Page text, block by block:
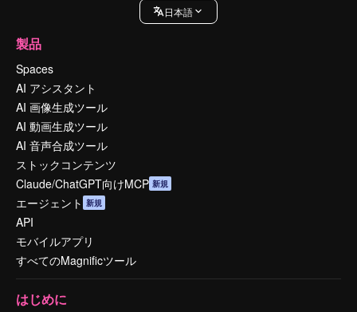
日本語
製品
Spaces
AI アシスタント
AI 画像生成ツール
AI 動画生成ツール
AI 音声合成ツール
ストックコンテンツ
Claude/ChatGPT向けMCP 新規
エージェント 新規
API
モバイルアプリ
すべてのMagnificツール
はじめに